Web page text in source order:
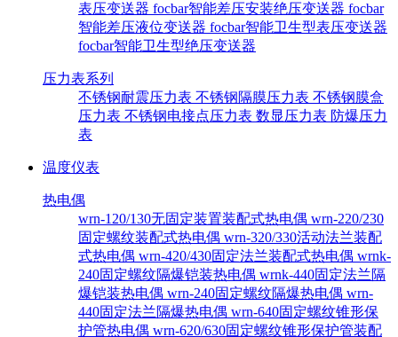
表压变送器 focbar智能差压安装绝压变送器 focbar
智能差压液位变送器 focbar智能卫生型表压变送器
focbar智能卫生型绝压变送器
压力表系列
不锈钢耐震压力表 不锈钢隔膜压力表 不锈钢膜盒
压力表 不锈钢电接点压力表 数显压力表 防爆压力
表
温度仪表
热电偶
wrn-120/130无固定装置装配式热电偶 wrn-220/230
固定螺纹装配式热电偶 wrn-320/330活动法兰装配
式热电偶 wrn-420/430固定法兰装配式热电偶 wrnk-
240固定螺纹隔爆铠装热电偶 wrnk-440固定法兰隔
爆铠装热电偶 wrn-240固定螺纹隔爆热电偶 wrn-
440固定法兰隔爆热电偶 wrn-640固定螺纹锥形保
护管热电偶 wrn-620/630固定螺纹锥形保护管装配